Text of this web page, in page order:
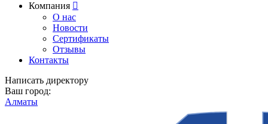
Компания 
О нас
Новости
Сертификаты
Отзывы
Контакты
Написать директору
Ваш город:
Алматы